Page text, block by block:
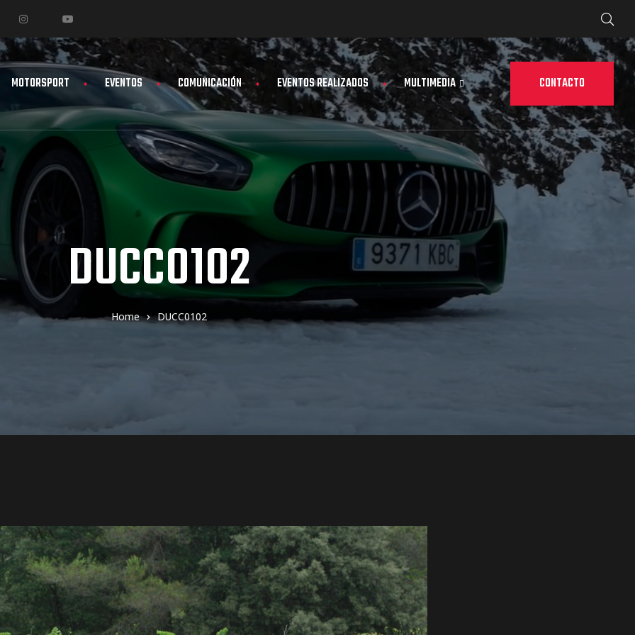
MOTORSPORT EVENTOS COMUNICACIÓN EVENTOS REALIZADOS MULTIMEDIA CONTACTO
DUCC0102
Home DUCC0102